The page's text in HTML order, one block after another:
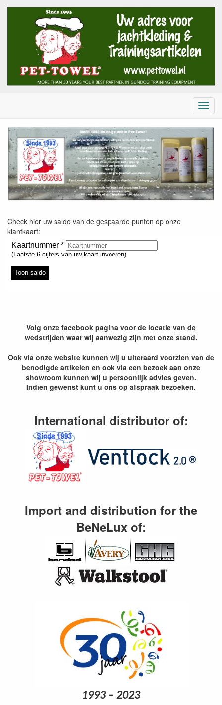
Menu
Pet-Towel
Check hier uw saldo van de gespaarde punten op onze
klantkaart:
Volg onze facebook pagina voor de locatie van de
wedstrijden waar wij aanwezig zijn met onze stand.
Ook via onze website kunnen wij u uiteraard voorzien van de
benodigde artikelen en ook via een bezoek aan onze
showroom kunnen wij u persoonlijk advies geven.
Indien gewenst kunt u ons op afspraak bezoeken.
International distributor of:
Import and distribution for the
BeNeLux of:
1993 – 2023